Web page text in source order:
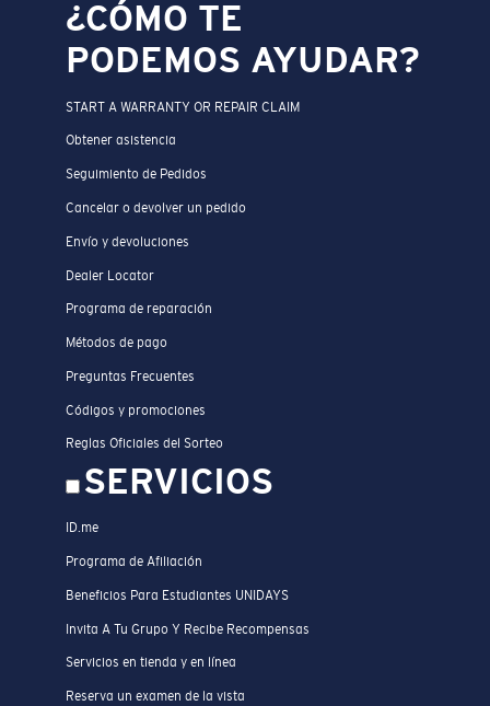
¿CÓMO TE
PODEMOS AYUDAR?
START A WARRANTY OR REPAIR CLAIM
Obtener asistencia
Seguimiento de Pedidos
Cancelar o devolver un pedido
Envío y devoluciones
Dealer Locator
Programa de reparación
Métodos de pago
Preguntas Frecuentes
Códigos y promociones
Reglas Oficiales del Sorteo
SERVICIOS
ID.me
Programa de Afiliación
Beneficios Para Estudiantes UNIDAYS
Invita A Tu Grupo Y Recibe Recompensas
Servicios en tienda y en línea
Reserva un examen de la vista